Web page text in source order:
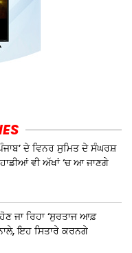
ਦੇ ਵਿਨਰ ਸੁਮਿਤ ਦੇ ਸੰਘਰਸ਼
ਵੀ ਅੱਖਾਂ ‘ਚ ਆ ਜਾਣਗੇ
ਜਾ ਰਿਹਾ ‘ਸੁਰਤਾਜ ਆਫ਼
ਇਹ ਸਿਤਾਰੇ ਕਰਨਗੇ